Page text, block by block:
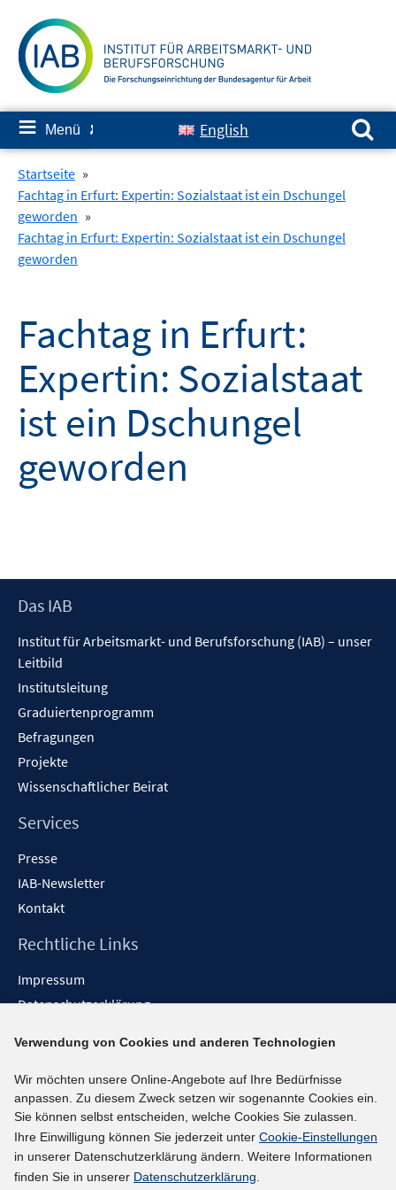
zum
Inhalt
≡ Menü ✘ English
Suchen nach:
Startseite »
Fachtag in Erfurt: Expertin: Sozialstaat ist ein Dschungel
geworden »
Fachtag in Erfurt: Expertin: Sozialstaat ist ein Dschungel
geworden
Fachtag in Erfurt:
Expertin: Sozialstaat
ist ein Dschungel
geworden
Footer
Das IAB
Institut für Arbeitsmarkt- und Berufsforschung (IAB) – unser
Leitbild
Institutsleitung
Graduiertenprogramm
Befragungen
Projekte
Wissenschaftlicher Beirat
Services
Presse
IAB-Newsletter
Kontakt
Rechtliche Links
Impressum
Datenschutzerklärung
Barrieren melden
Social-Media-Kanäle
BlueSky
YouTube
LinkedIn
Verwendung von Cookies und anderen Technologien
Wir möchten unsere Online-Angebote auf Ihre Bedürfnisse
anpassen. Zu diesem Zweck setzen wir sogenannte Cookies ein.
Sie können selbst entscheiden, welche Cookies Sie zulassen.
Ihre Einwilligung können Sie jederzeit unter Cookie-Einstellungen
in unserer Datenschutzerklärung ändern. Weitere Informationen
finden Sie in unserer Datenschutzerklärung.